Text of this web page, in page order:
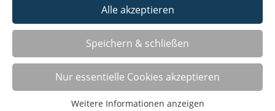
Förderungen Stadt Aachen
Förderungen für Mitglieder des Stadtsportbundes
Aachen e.V.
Sportförderungen der Stadt Aachen
Alle akzeptieren
Speichern & schließen
Nur essentielle Cookies akzeptieren
Weitere Informationen anzeigen